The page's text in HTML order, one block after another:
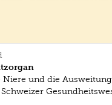
Niere und die